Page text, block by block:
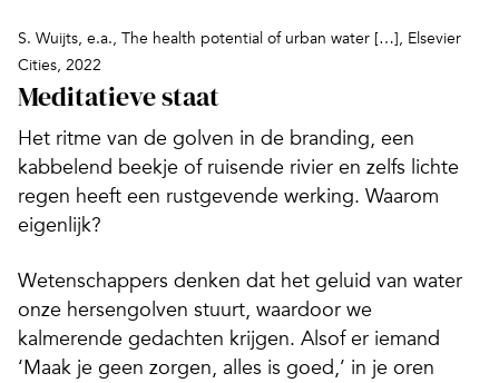
S. Wuijts, e.a., The health potential of urban water […], Elsevier
Cities, 2022
Meditatieve staat
Het ritme van de golven in de branding, een
kabbelend beekje of ruisende rivier en zelfs lichte
regen heeft een rustgevende werking. Waarom
eigenlijk?
Wetenschappers denken dat het geluid van water
onze hersengolven stuurt, waardoor we
kalmerende gedachten krijgen. Alsof er iemand
‘Maak je geen zorgen, alles is goed,’ in je oren